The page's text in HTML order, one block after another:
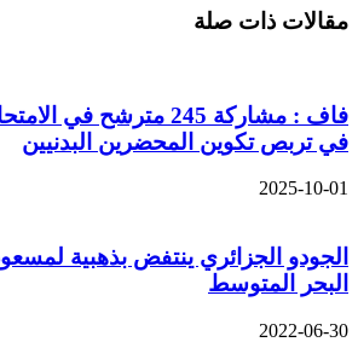
ذات صلة
فاف : مشاركة 245 مترشح في
تربص تكوين المحضرين البدنيين
2025-10-
الجزائري ينتفض بذهبية
المتوسط
2022-06-